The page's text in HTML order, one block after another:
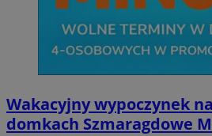
Wakacyjny wypoczynek
domkach Szmaragdowe